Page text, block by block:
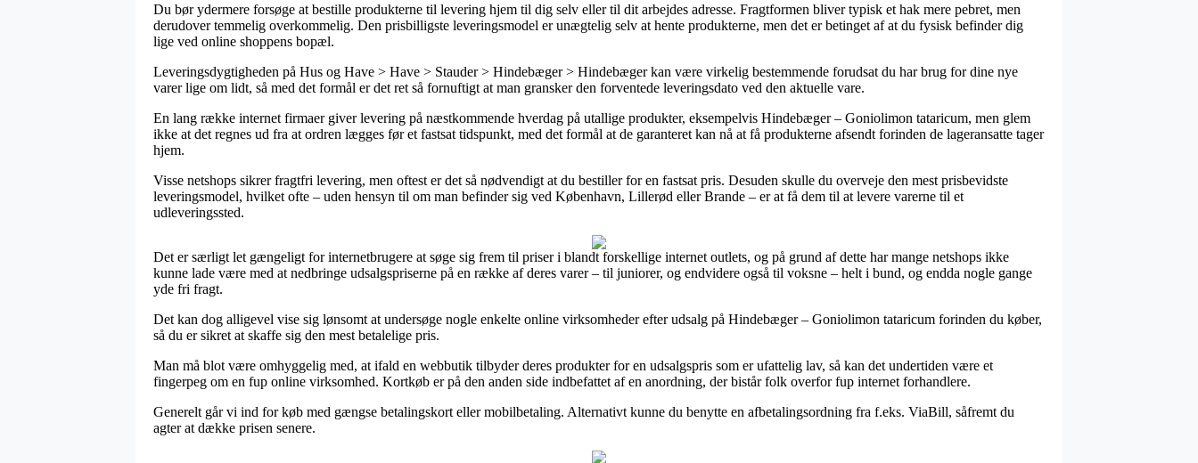
Du bør ydermere forsøge at bestille produkterne til levering hjem til dig selv eller til dit arbejdes adresse. Fragtformen bliver typisk et hak mere pebret, men
derudover temmelig overkommelig. Den prisbilligste leveringsmodel er unægtelig selv at hente produkterne, men det er betinget af at du fysisk befinder dig
lige ved online shoppens bopæl.
Leveringsdygtigheden på Hus og Have > Have > Stauder > Hindebæger > Hindebæger kan være virkelig bestemmende forudsat du har brug for dine nye
varer lige om lidt, så med det formål er det ret så fornuftigt at man gransker den forventede leveringsdato ved den aktuelle vare.
En lang række internet firmaer giver levering på næstkommende hverdag på utallige produkter, eksempelvis Hindebæger – Goniolimon tataricum, men glem
ikke at det regnes ud fra at ordren lægges før et fastsat tidspunkt, med det formål at de garanteret kan nå at få produkterne afsendt forinden de lageransatte tager
hjem.
Visse netshops sikrer fragtfri levering, men oftest er det så nødvendigt at du bestiller for en fastsat pris. Desuden skulle du overveje den mest prisbevidste
leveringsmodel, hvilket ofte – uden hensyn til om man befinder sig ved København, Lillerød eller Brande – er at få dem til at levere varerne til et
udleveringssted.
Det er særligt let gængeligt for internetbrugere at søge sig frem til priser i blandt forskellige internet outlets, og på grund af dette har mange netshops ikke
kunne lade være med at nedbringe udsalgspriserne på en række af deres varer – til juniorer, og endvidere også til voksne – helt i bund, og endda nogle gange
yde fri fragt.
Det kan dog alligevel vise sig lønsomt at undersøge nogle enkelte online virksomheder efter udsalg på Hindebæger – Goniolimon tataricum forinden du køber,
så du er sikret at skaffe sig den mest betalelige pris.
Man må blot være omhyggelig med, at ifald en webbutik tilbyder deres produkter for en udsalgspris som er ufattelig lav, så kan det undertiden være et
fingerpeg om en fup online virksomhed. Kortkøb er på den anden side indbefattet af en anordning, der bistår folk overfor fup internet forhandlere.
Generelt går vi ind for køb med gængse betalingskort eller mobilbetaling. Alternativt kunne du benytte en afbetalingsordning fra f.eks. ViaBill, såfremt du
agter at dække prisen senere.